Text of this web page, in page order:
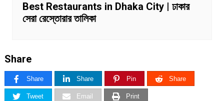
Best Restaurants in Dhaka City | ঢাকার
সেরা রেস্তোরার তালিকা
Share
Share Share Pin Share
Tweet Email Print